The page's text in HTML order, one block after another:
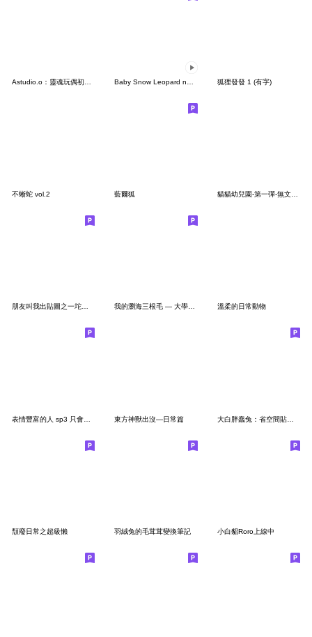
狐狸發發 1 (有字)
不蜥蛇 vol.2 藍爾狐 貓貓幼兒園-第一彈-無文字版
朋友叫我出貼圖之一坨薩摩耶 我的瀏海三根毛 — 大學生可能會需要篇 溫柔的日常動物
東方神獸出沒—日常篇 大白胖蠢兔：省空間貼圖(中文版)
頹廢日常之超級懶 羽絨兔的毛茸茸變換筆記 小白貂Roro上線中